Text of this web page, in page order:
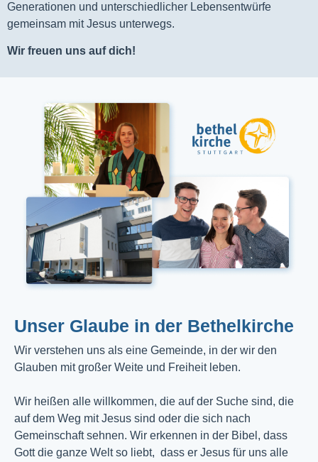
Generationen und unterschiedlicher Lebensentwürfe
gemeinsam mit Jesus unterwegs.
Wir freuen uns auf dich!
Unser Glaube in der Bethelkirche
Wir verstehen uns als eine Gemeinde, in der wir den
Glauben mit großer Weite und Freiheit leben.
Wir heißen alle willkommen, die auf der Suche sind, die
auf dem Weg mit Jesus sind oder die sich nach
Gemeinschaft sehnen. Wir erkennen in der Bibel, dass
Gott die ganze Welt so liebt, dass er Jesus für uns alle